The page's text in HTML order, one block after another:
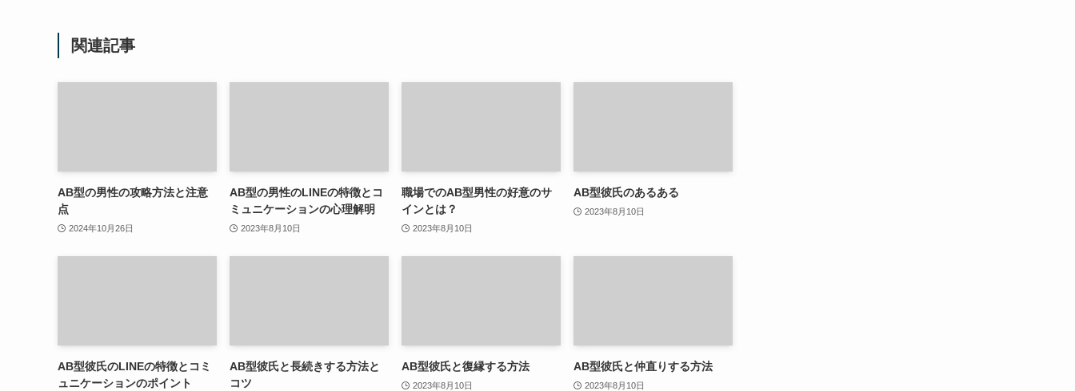
関連記事
AB型の男性の攻略方法と注意
点
2024年10月26日
AB型の男性のLINEの特徴とコ
ミュニケーションの心理解明
2023年8月10日
職場でのAB型男性の好意のサ
インとは？
2023年8月10日
AB型彼氏のあるある
2023年8月10日
AB型彼氏のLINEの特徴とコミ
ュニケーションのポイント
AB型彼氏と長続きする方法と
コツ
AB型彼氏と復縁する方法
2023年8月10日
AB型彼氏と仲直りする方法
2023年8月10日